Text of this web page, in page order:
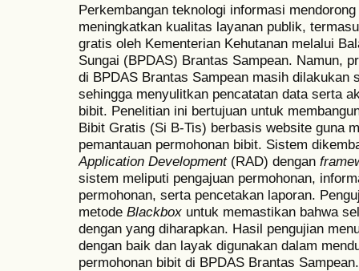
Perkembangan teknologi informasi
meningkatkan kualitas layanan publik,
gratis oleh Kementerian Kehutanan melalui
Sungai (BPDAS) Brantas Sampean. Namun,
di BPDAS Brantas Sampean masih dilakukan
sehingga menyulitkan pencatatan data serta
bibit. Penelitian ini bertujuan untuk
Bibit Gratis (Si B-Tis) berbasis website guna
pemantauan permohonan bibit. Sistem
Application Development(RAD) dengan
sistem meliputi pengajuan permohonan,
permohonan, serta pencetakan laporan.
metode Blackbox untuk memastikan bahwa
dengan yang diharapkan. Hasil pengujian
dengan baik dan layak digunakan dalam
permohonan bibit di BPDAS Brantas Sampean.